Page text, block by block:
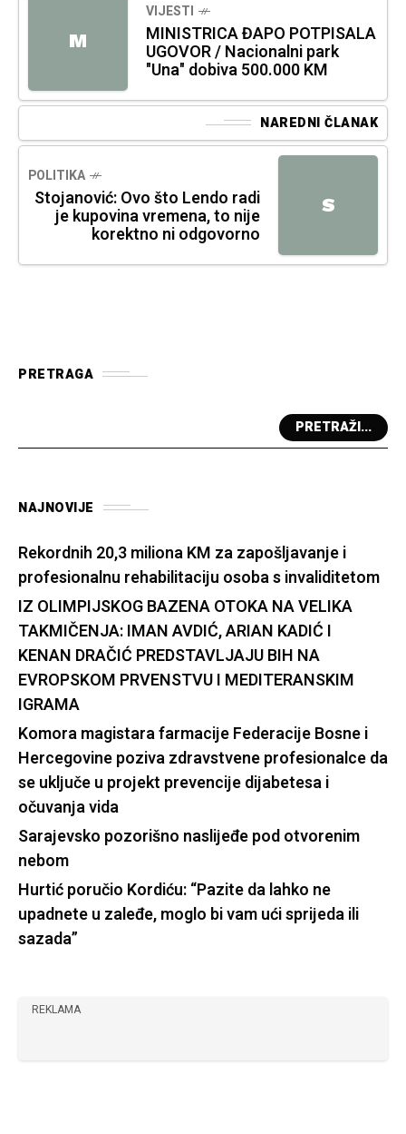
M
VIJESTI
MINISTRICA ĐAPO POTPISALA
UGOVOR / Nacionalni park
"Una" dobiva 500.000 KM
NAREDNI ČLANAK
S
POLITIKA
Stojanović: Ovo što Lendo radi
je kupovina vremena, to nije
korektno ni odgovorno
PRETRAGA
PRETRAŽI...
NAJNOVIJE
Rekordnih 20,3 miliona KM za zapošljavanje i
profesionalnu rehabilitaciju osoba s invaliditetom
IZ OLIMPIJSKOG BAZENA OTOKA NA VELIKA
TAKMIČENJA: IMAN AVDIĆ, ARIAN KADIĆ I
KENAN DRAČIĆ PREDSTAVLJAJU BIH NA
EVROPSKOM PRVENSTVU I MEDITERANSKIM
IGRAMA
Komora magistara farmacije Federacije Bosne i
Hercegovine poziva zdravstvene profesionalce da
se uključe u projekt prevencije dijabetesa i
očuvanja vida
Sarajevsko pozorišno naslijeđe pod otvorenim
nebom
Hurtić poručio Kordiću: “Pazite da lahko ne
upadnete u zaleđe, moglo bi vam ući sprijeda ili
sazada”
REKLAMA